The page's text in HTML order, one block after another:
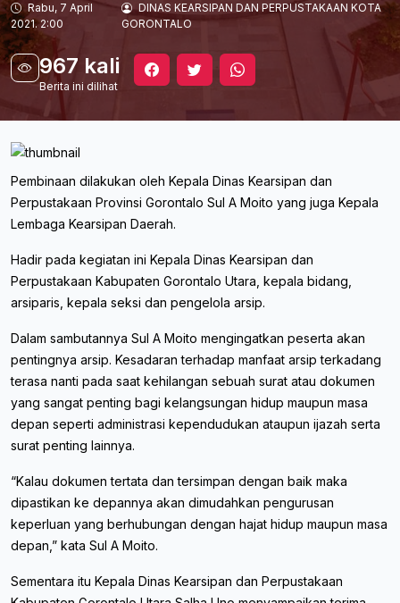
Rabu, 7 April
2021. 2:00
DINAS KEARSIPAN DAN PERPUSTAKAAN KOTA
GORONTALO
967 kali
Berita ini dilihat
Pembinaan dilakukan oleh Kepala Dinas Kearsipan dan
Perpustakaan Provinsi Gorontalo Sul A Moito yang juga Kepala
Lembaga Kearsipan Daerah.
Hadir pada kegiatan ini Kepala Dinas Kearsipan dan
Perpustakaan Kabupaten Gorontalo Utara, kepala bidang,
arsiparis, kepala seksi dan pengelola arsip.
Dalam sambutannya Sul A Moito mengingatkan peserta akan
pentingnya arsip. Kesadaran terhadap manfaat arsip terkadang
terasa nanti pada saat kehilangan sebuah surat atau dokumen
yang sangat penting bagi kelangsungan hidup maupun masa
depan seperti administrasi kependudukan ataupun ijazah serta
surat penting lainnya.
“Kalau dokumen tertata dan tersimpan dengan baik maka
dipastikan ke depannya akan dimudahkan pengurusan
keperluan yang berhubungan dengan hajat hidup maupun masa
depan,” kata Sul A Moito.
Sementara itu Kepala Dinas Kearsipan dan Perpustakaan